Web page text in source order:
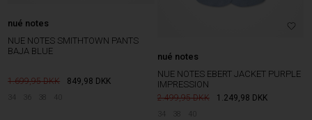
nué notes
NUE NOTES SMITHTOWN PANTS
BAJA BLUE
1.699,95 849,98 DKK
34 36 38 40
nué notes
NUE NOTES EBERT JACKET PURPLE
IMPRESSION
2.499,95 1.249,98 DKK
34 38 40